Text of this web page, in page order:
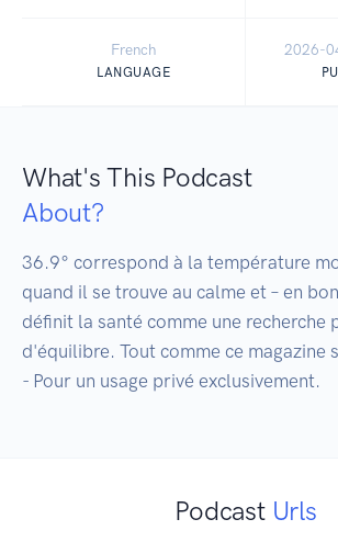
French
LANGUAGE
2026-
What's This Podcast
About?
36.9° correspond à la température
quand il se trouve au calme et – en
définit la santé comme une recherche
d'équilibre. Tout comme ce magazine
- Pour un usage privé exclusivement.
Podcast Urls